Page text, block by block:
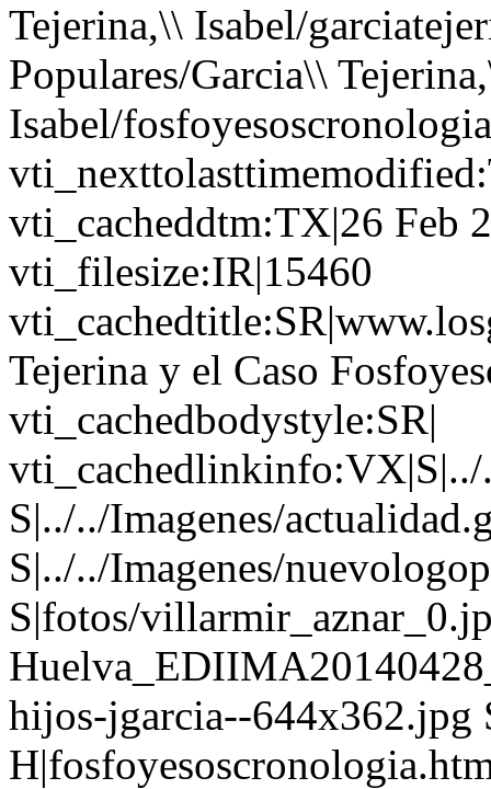
Tejerina,\\ Isabel/
Populares/Garcia\\
Isabel/
vti_cacheddtm:TX|26 Feb
vti_filesize:IR|15460
Tejerina y el Caso
vti_cachedbodystyle:SR|
S|../../Imagenes/
S|../../Imagenes/
S|fotos/
hijos-jgarcia--644x362.jpg